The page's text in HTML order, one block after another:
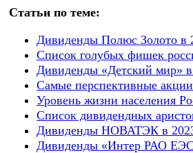
Статьи по теме:
Дивиденды Полюс Золото в
Список голубых фишек
Дивиденды «Детский мир» в
Самые перспективные
Уровень жизни населения
Список дивидендных
Дивиденды НОВАТЭК в 2023
Дивиденды «Интер РАО